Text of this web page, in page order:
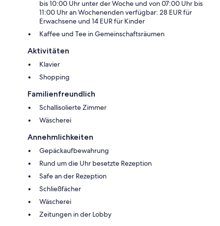
bis 10:00 Uhr unter der Woche und von 07:00 Uhr bis
11:00 Uhr an Wochenenden verfügbar: 28 EUR für
Erwachsene und 14 EUR für Kinder
Kaffee und Tee in Gemeinschaftsräumen
Aktivitäten
Klavier
Shopping
Familienfreundlich
Schallisolierte Zimmer
Wäscherei
Annehmlichkeiten
Gepäckaufbewahrung
Rund um die Uhr besetzte Rezeption
Safe an der Rezeption
Schließfächer
Wäscherei
Zeitungen in der Lobby